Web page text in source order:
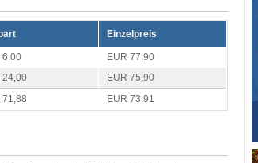
Einzelpreis
6,00
EUR 77,90
24,00
EUR 75,90
71,88 EUR 73,91